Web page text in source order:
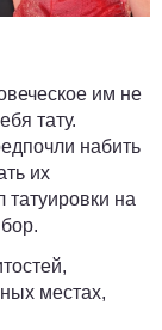
им не
тату.
набить
их
татуировки на
местах,